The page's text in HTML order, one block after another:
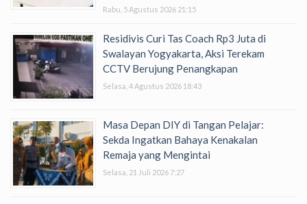
Rabu, 5 Agustus 2026 21:15
Residivis Curi Tas Coach Rp3 Juta di
Swalayan Yogyakarta, Aksi Terekam
CCTV Berujung Penangkapan
Selasa, 4 Agustus 2026 18:43
Masa Depan DIY di Tangan Pelajar:
Sekda Ingatkan Bahaya Kenakalan
Remaja yang Mengintai
Selasa, 21 Juli 2026 7:27